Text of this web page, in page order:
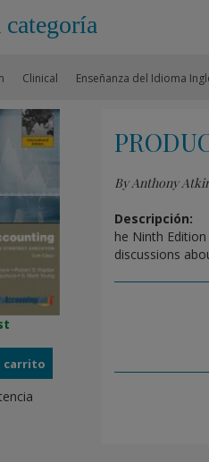
categoría
Clinical Enseñanza del Idioma
By Anthony
Descripción:
he Ninth
discussions